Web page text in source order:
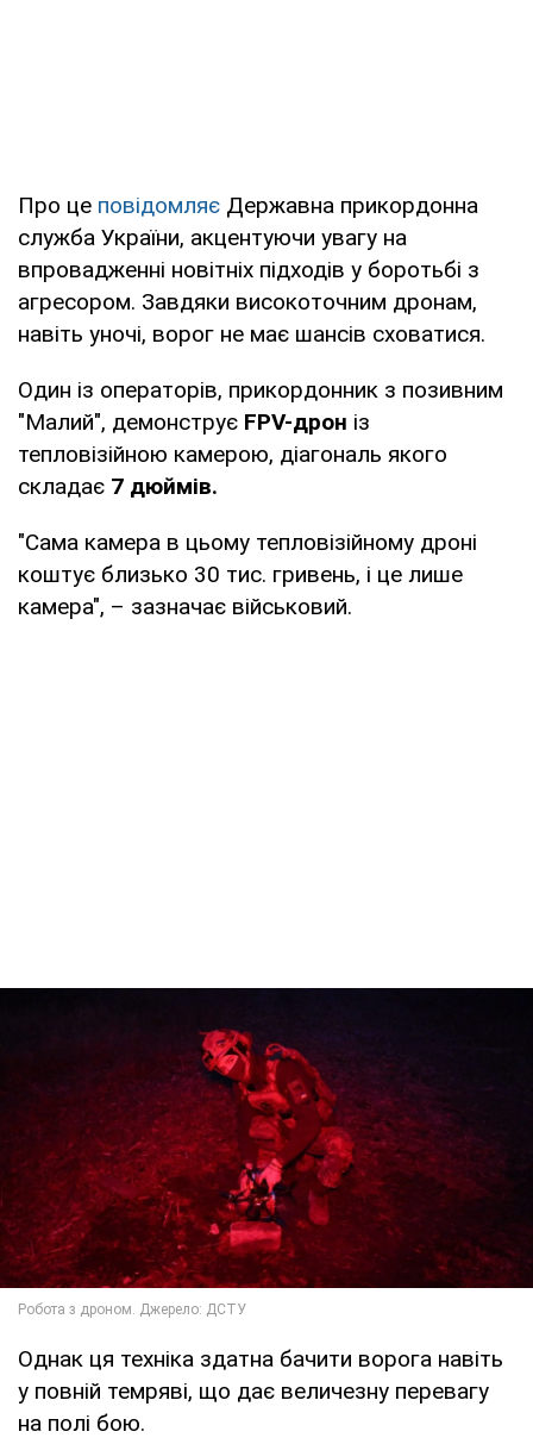
Про це повідомляє Державна прикордонна
служба України, акцентуючи увагу на
впровадженні новітніх підходів у боротьбі з
агресором. Завдяки високоточним дронам,
навіть уночі, ворог не має шансів сховатися.
Один із операторів, прикордонник з позивним
"Малий", демонструє FPV-дрон із
тепловізійною камерою, діагональ якого
складає 7 дюймів.
"Сама камера в цьому тепловізійному дроні
коштує близько 30 тис. гривень, і це лише
камера", – зазначає військовий.
Однак ця техніка здатна бачити ворога навіть
у повній темряві, що дає величезну перевагу
на полі бою.